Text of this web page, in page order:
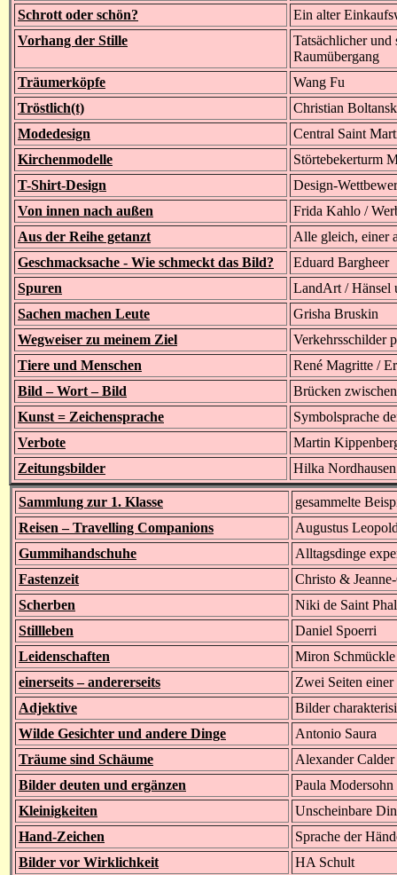
Schrott oder schön?
Ein alter
Vorhang der Stille
Tatsächlicher und
Raumübergang
Träumerköpfe
Wang Fu
Tröstlich(t)
Christian
Modedesign
Central Saint
Kirchenmodelle
Störtebekerturm
T-Shirt-Design
Design-
Von innen nach außen
Frida Kahlo /
Aus der Reihe getanzt
Alle gleich, einer
Geschmacksache - Wie schmeckt das Bild?
Eduard Bargheer
Spuren
LandArt / Hänsel
Sachen machen Leute
Grisha Bruskin
Wegweiser zu meinem Ziel
Verkehrsschilder
Tiere und Menschen
René Magritte /
Bild – Wort – Bild
Brücken
Kunst = Zeichensprache
Symbolsprache
Verbote
Martin
Zeitungsbilder
Hilka Nordhausen
Sammlung zur 1. Klasse
gesammelte
Reisen – Travelling Companions
Augustus
Gummihandschuhe
Alltagsdinge
Fastenzeit
Christo &
Scherben
Niki de Saint
Stillleben
Daniel Spoerri
Leidenschaften
Miron Schmückle
einerseits – andererseits
Zwei Seiten einer
Adjektive
Bilder
Wilde Gesichter und andere Dinge
Antonio Saura
Träume sind Schäume
Alexander Calder
Bilder deuten und ergänzen
Paula
Kleinigkeiten
Unscheinbare
Hand-Zeichen
Sprache der
Bilder vor Wirklichkeit
HA Schult